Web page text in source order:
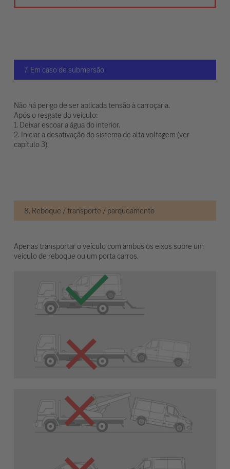
7. Em caso de submersão
Não há perigo de ser aplicada tensão à carroçaria.
Após o resgate do veículo:
1. Deixar escoar a água do interior.
2. Iniciar a desativação do sistema de alta voltagem (ver
capítulo 3).
8. Reboque / transporte / parqueamento
Apenas transportar o veículo com ambos os eixos sobre um
veículo de reboque ou um porta carros.